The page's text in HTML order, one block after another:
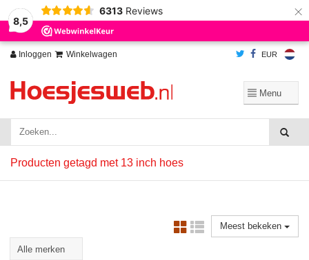
8,5
6313 Reviews ×
Inloggen Winkelwagen EUR
Producten getagd met 13 inch hoes
Meest bekeken
Wij slaan cookies op om onze website te verbeteren. Is dat akkoord?
Ja
Nee